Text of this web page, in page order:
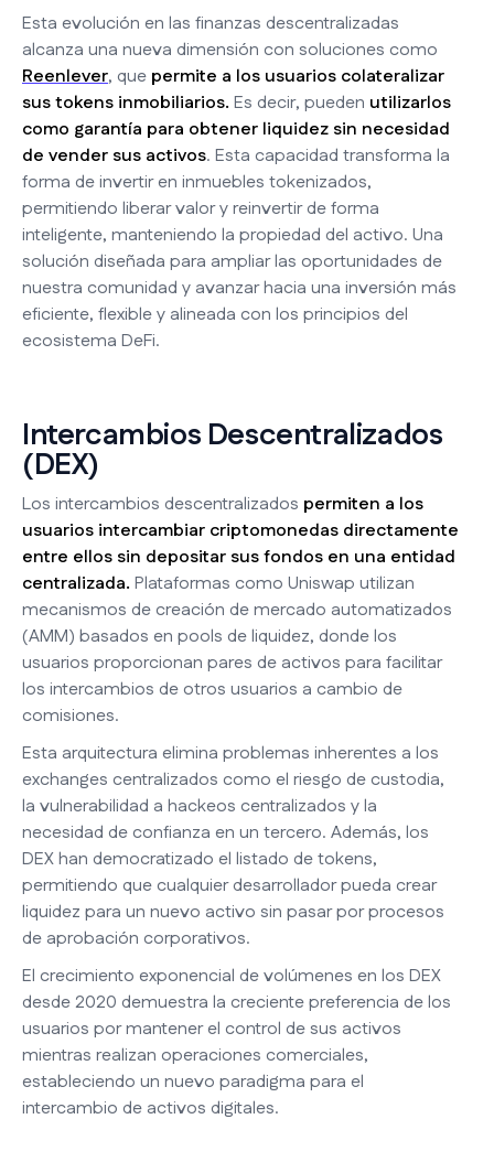
Esta evolución en las finanzas descentralizadas
alcanza una nueva dimensión con soluciones como
Reenlever, que permite a los usuarios colateralizar
sus tokens inmobiliarios. Es decir, pueden utilizarlos
como garantía para obtener liquidez sin necesidad
de vender sus activos. Esta capacidad transforma la
forma de invertir en inmuebles tokenizados,
permitiendo liberar valor y reinvertir de forma
inteligente, manteniendo la propiedad del activo. Una
solución diseñada para ampliar las oportunidades de
nuestra comunidad y avanzar hacia una inversión más
eficiente, flexible y alineada con los principios del
ecosistema DeFi.
Intercambios Descentralizados
(DEX)
Los intercambios descentralizados permiten a los
usuarios intercambiar criptomonedas directamente
entre ellos sin depositar sus fondos en una entidad
centralizada. Plataformas como Uniswap utilizan
mecanismos de creación de mercado automatizados
(AMM) basados en pools de liquidez, donde los
usuarios proporcionan pares de activos para facilitar
los intercambios de otros usuarios a cambio de
comisiones.
Esta arquitectura elimina problemas inherentes a los
exchanges centralizados como el riesgo de custodia,
la vulnerabilidad a hackeos centralizados y la
necesidad de confianza en un tercero. Además, los
DEX han democratizado el listado de tokens,
permitiendo que cualquier desarrollador pueda crear
liquidez para un nuevo activo sin pasar por procesos
de aprobación corporativos.
El crecimiento exponencial de volúmenes en los DEX
desde 2020 demuestra la creciente preferencia de los
usuarios por mantener el control de sus activos
mientras realizan operaciones comerciales,
estableciendo un nuevo paradigma para el
intercambio de activos digitales.